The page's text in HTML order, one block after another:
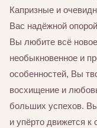
Капризные и
Вас надёжной
Вы любите всё
необыкновенное и
особенностей, Вы
восхищение и
больших успехов.
и упёрто движется